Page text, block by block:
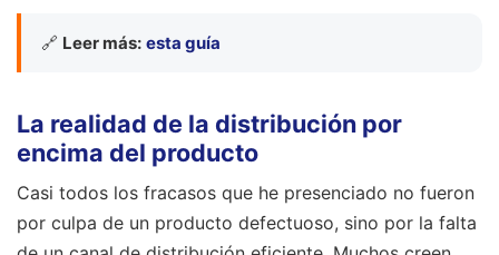
🔗 Leer más: esta guía
La realidad de la distribución por
encima del producto
Casi todos los fracasos que he presenciado no fueron
por culpa de un producto defectuoso, sino por la falta